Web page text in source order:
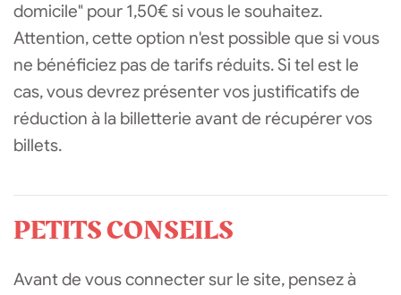
domicile" pour 1,50€ si vous le souhaitez.
Attention, cette option n'est possible que si vous
ne bénéficiez pas de tarifs réduits. Si tel est le
cas, vous devrez présenter vos justificatifs de
réduction à la billetterie avant de récupérer vos
billets.
PETITS CONSEILS
Avant de vous connecter sur le site, pensez à